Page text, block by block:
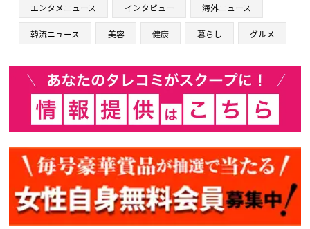
エンタメニュース インタビュー 海外ニュース
韓流ニュース 美容 健康 暮らし グルメ